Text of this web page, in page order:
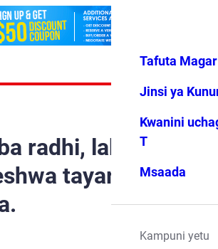
Vipendwa
Menyu
Tafuta
Jinsi ya
Kwanini
T
Msaada
Kampuni yetu
radhi, lakini gari
tayari